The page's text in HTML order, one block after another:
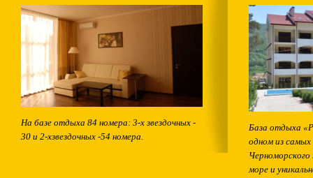
На базе отдыха 84 номера: 3-х звездочных -
30 и 2-хзвездочных -54 номера.
База отдыха
одном из
море и